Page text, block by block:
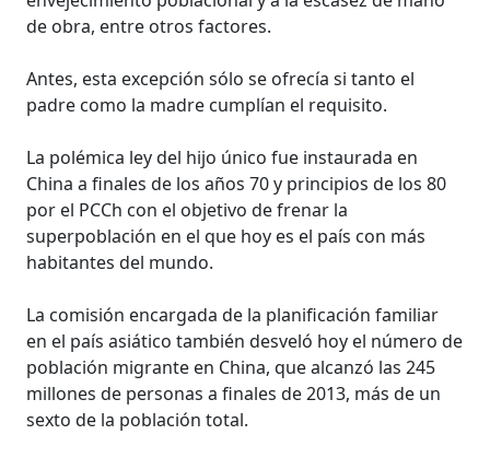
de obra, entre otros factores.
Antes, esta excepción sólo se ofrecía si tanto el
padre como la madre cumplían el requisito.
La polémica ley del hijo único fue instaurada en
China a finales de los años 70 y principios de los 80
por el PCCh con el objetivo de frenar la
superpoblación en el que hoy es el país con más
habitantes del mundo.
La comisión encargada de la planificación familiar
en el país asiático también desveló hoy el número de
población migrante en China, que alcanzó las 245
millones de personas a finales de 2013, más de un
sexto de la población total.